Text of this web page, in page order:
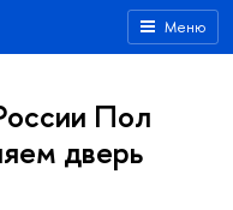
Меню
Пол
дверь